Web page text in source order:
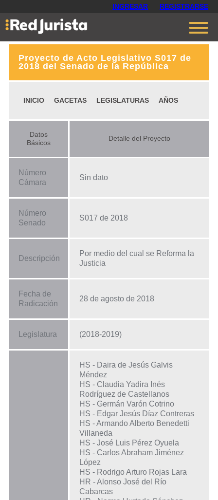
INGRESAR REGISTRARSE
Contáctanos
Planes
Proyecto de Acto Legislativo S017 de
2018 del Senado de la República
INICIO GACETAS LEGISLATURAS AÑOS
Datos
Básicos
Detalle del Proyecto
Número
Cámara
Sin dato
Número
Senado
S017 de 2018
Descripción
Por medio del cual se Reforma la
Justicia
Fecha de
Radicación
28 de agosto de 2018
Legislatura (2018-2019)
HS - Daira de Jesús Galvis
Méndez
HS - Claudia Yadira Inés
Rodríguez de Castellanos
HS - Germán Varón Cotrino
HS - Edgar Jesús Díaz Contreras
HS - Armando Alberto Benedetti
Villaneda
HS - José Luis Pérez Oyuela
HS - Carlos Abraham Jiménez
López
HS - Rodrigo Arturo Rojas Lara
HR - Alonso José del Río
Cabarcas